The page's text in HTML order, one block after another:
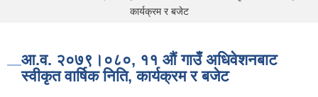
कार्यक्रम र बजेट
आ.व. २०७९।०८०, ११ औं गाउँ अधिवेशनबाट
स्वीकृत वार्षिक निति, कार्यक्रम र बजेट